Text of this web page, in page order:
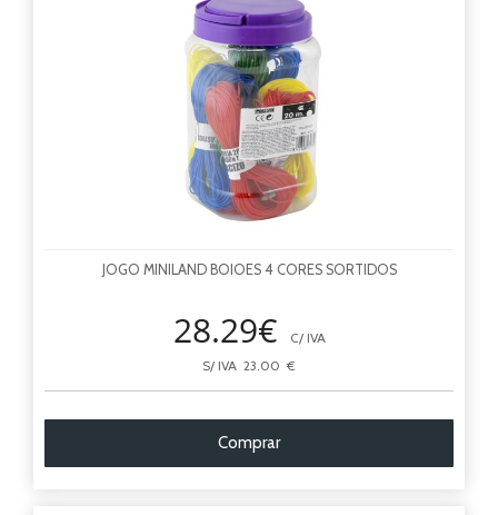
JOGO MINILAND BOIOES 4 CORES SORTIDOS
28.29€
C/ IVA
S/ IVA 23.00 €
Comprar